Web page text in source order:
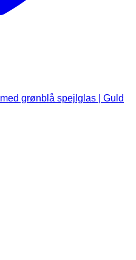
grønblå spejlglas | Guld